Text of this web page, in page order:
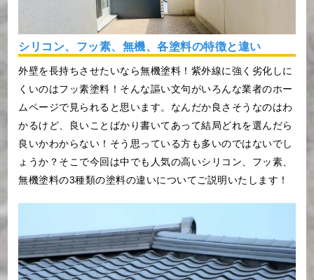
シリコン、フッ素、無機、各塗料の特徴と違い
外壁を長持ちさせたいなら無機塗料！紫外線に強く劣化しに
くいのはフッ素塗料！そんな謳い文句がいろんな業者のホー
ムページで見られると思います。なんだか良さそうなのはわ
かるけど、良いことばかり書いてあって結局どれを選んだら
良いかわからない！そう思っている方も多いのではないでし
ょうか？そこで今回は中でも人気の高いシリコン、フッ素、
無機塗料の3種類の塗料の違いについてご説明いたします！